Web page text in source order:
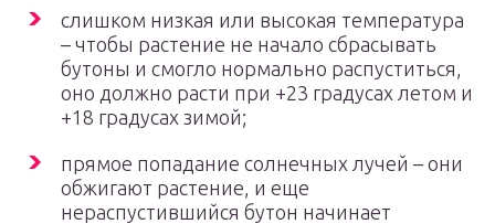
слишком низкая или высокая температура
– чтобы растение не начало сбрасывать
бутоны и смогло нормально распуститься,
оно должно расти при +23 градусах летом и
+18 градусах зимой;
прямое попадание солнечных лучей – они
обжигают растение, и еще
нераспустившийся бутон начинает